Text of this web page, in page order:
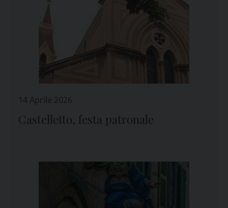
14 Aprile 2026
Castelletto, festa patronale